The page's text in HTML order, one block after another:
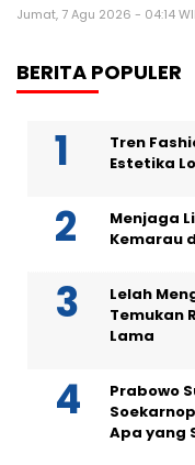
Jumat, 7 Agu 2026 - 04:14
BERITA POPULER
Tren
Estetika
Menjaga
Kemarau
Lelah
Temukan
Lama
Prabowo
Apa yang